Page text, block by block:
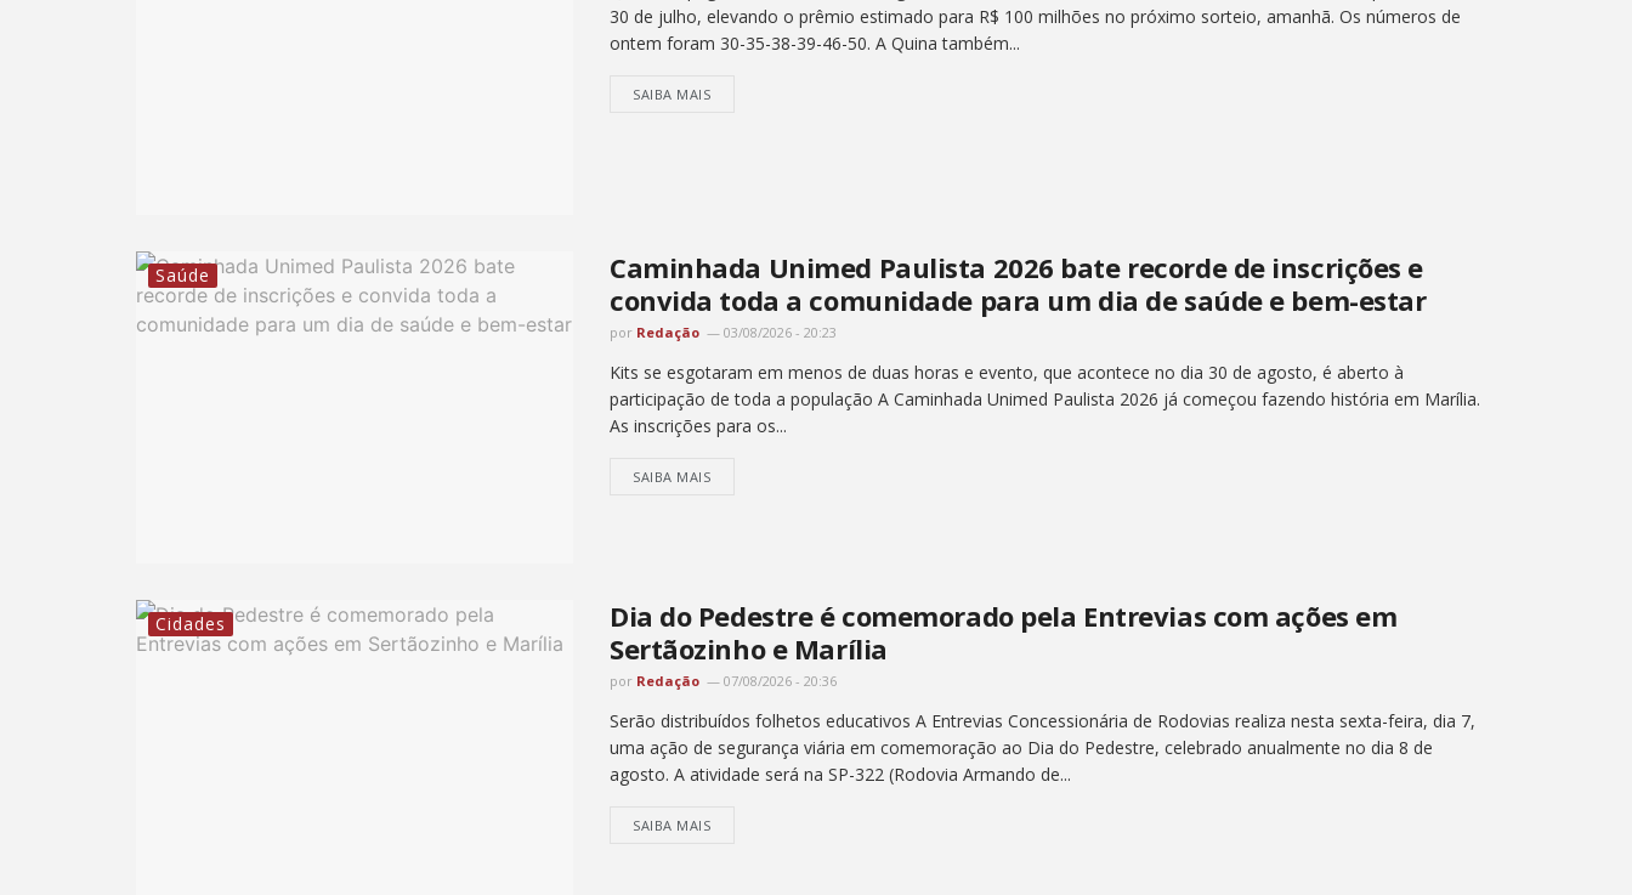
30 de julho, elevando o prêmio estimado para R$ 100 milhões no próximo sorteio, amanhã. Os números de
ontem foram 30-35-38-39-46-50. A Quina também...
SAIBA MAIS
Saúde
Caminhada Unimed Paulista 2026 bate recorde de inscrições e
convida toda a comunidade para um dia de saúde e bem-estar
por Redação 03/08/2026 - 20:23
Kits se esgotaram em menos de duas horas e evento, que acontece no dia 30 de agosto, é aberto à
participação de toda a população A Caminhada Unimed Paulista 2026 já começou fazendo história em Marília.
As inscrições para os...
SAIBA MAIS
Cidades
Dia do Pedestre é comemorado pela Entrevias com ações em
Sertãozinho e Marília
por Redação 07/08/2026 - 20:36
Serão distribuídos folhetos educativos A Entrevias Concessionária de Rodovias realiza nesta sexta-feira, dia 7,
uma ação de segurança viária em comemoração ao Dia do Pedestre, celebrado anualmente no dia 8 de
agosto. A atividade será na SP-322 (Rodovia Armando de...
SAIBA MAIS